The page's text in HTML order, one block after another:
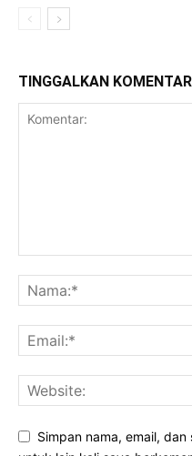
TINGGALKAN KOMENTAR
Simpan nama, email,